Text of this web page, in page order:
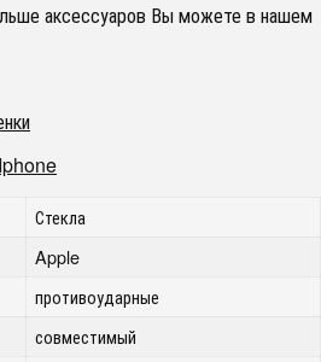
аксессуаров Вы можете в нашем
Стекла
Apple
противоударные
совместимый